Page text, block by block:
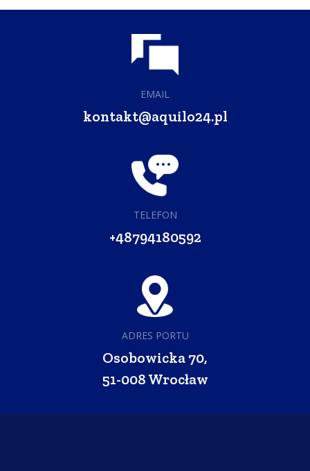
EMAIL
kontakt@aquilo24.pl
TELEFON
+48794180592
ADRES PORTU
Osobowicka 70,
51-008 Wrocław